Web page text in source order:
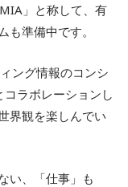
」と称して、有
準備中です。
ング情報のコンシ
ラボレーションし
界観を楽しんでい
い、「仕事」も